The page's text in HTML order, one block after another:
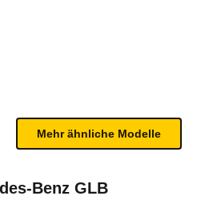
bitte dem Rückruf, da
Schutzsysteme
Benz GLB
Mehr ähnliche Modelle